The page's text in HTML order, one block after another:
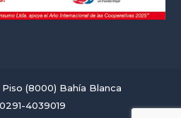
Piso (8000) Bahía Blanca
4039019